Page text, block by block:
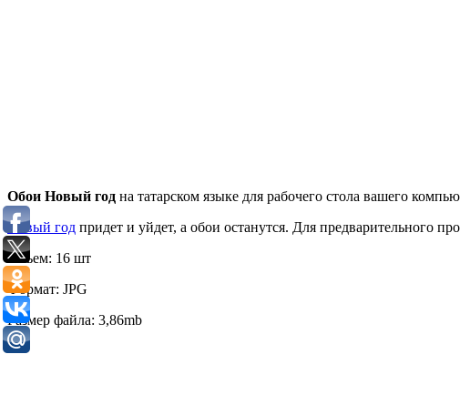
Обои Новый год на татарском языке для рабочего стола вашего
Новый год придет и уйдет, а обои останутся. Для предварительного
Объем: 16 шт
Формат: JPG
Размер файла: 3,86mb